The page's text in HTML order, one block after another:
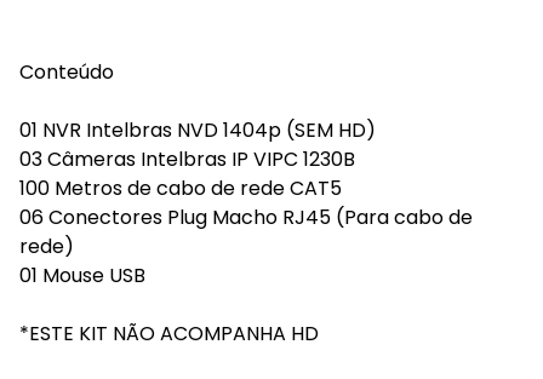
Conteúdo
01 NVR Intelbras NVD 1404p (SEM HD)
03 Câmeras Intelbras IP VIPC 1230B
100 Metros de cabo de rede CAT5
06 Conectores Plug Macho RJ45 (Para cabo de
rede)
01 Mouse USB
*ESTE KIT NÃO ACOMPANHA HD